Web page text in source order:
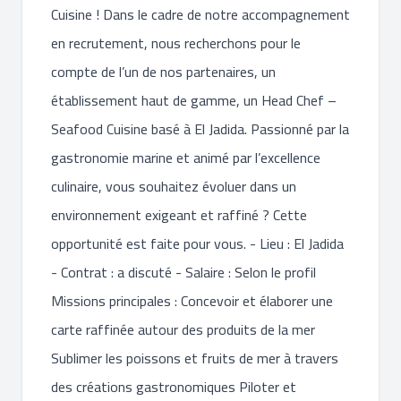
Cuisine ! Dans le cadre de notre accompagnement
en recrutement, nous recherchons pour le
compte de l’un de nos partenaires, un
établissement haut de gamme, un Head Chef –
Seafood Cuisine basé à El Jadida. Passionné par la
gastronomie marine et animé par l’excellence
culinaire, vous souhaitez évoluer dans un
environnement exigeant et raffiné ? Cette
opportunité est faite pour vous. - Lieu : El Jadida
- Contrat : a discuté - Salaire : Selon le profil
Missions principales : Concevoir et élaborer une
carte raffinée autour des produits de la mer
Sublimer les poissons et fruits de mer à travers
des créations gastronomiques Piloter et